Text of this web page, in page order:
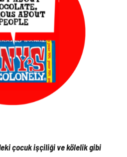
çocuk işçiliği ve kölelik gibi